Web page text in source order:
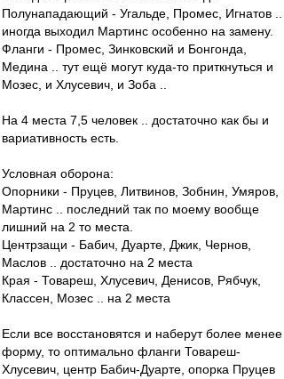
Полунападающий - Угальде, Промес, Игнатов ..
иногда выходил Мартинс особенно на замену.
Фланги - Промес, Зинковский и Бонгонда,
Медина .. тут ещё могут куда-то приткнуться и
Мозес, и Хлусевич, и Зоба ..
На 4 места 7,5 человек .. достаточно как бы и
вариативность есть.
Условная оборона:
Опорники - Пруцев, Литвинов, Зобнин, Умяров,
Мартинс .. последний так по моему вообще
лишний на 2 то места.
Центрзащи - Бабич, Дуарте, Джик, Чернов,
Маслов .. достаточно на 2 места
Края - Товареш, Хлусевич, Денисов, Рябчук,
Классен, Мозес .. на 2 места
Если все восстановятся и наберут более менее
форму, то оптимально фланги Товареш-
Хлусевич, центр Бабич-Дуарте, опорка Пруцев